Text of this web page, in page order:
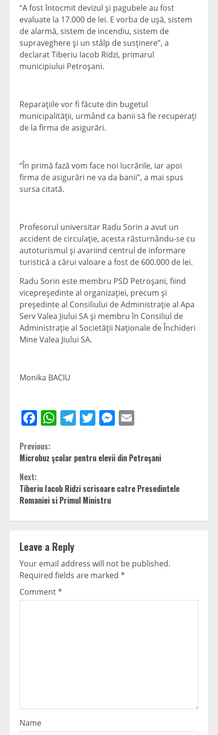
“A fost întocmit devizul şi pagubele au fost
evaluate la 17.000 de lei. E vorba de uşă, sistem
de alarmă, sistem de incendiu, sistem de
supraveghere şi un stâlp de susţinere”, a
declarat Tiberiu Iacob Ridzi, primarul
municipiului Petroşani.
Reparaţiile vor fi făcute din bugetul
municipalităţii, urmând ca banii să fie recuperaţi
de la firma de asigurări.
“În primă fază vom face noi lucrările, iar apoi
firma de asigurări ne va da banii”, a mai spus
sursa citată.
Profesorul universitar Radu Sorin a avut un
accident de circulaţie, acesta răsturnându-se cu
autoturismul şi avariind centrul de informare
turistică a cărui valoare a fost de 600.000 de lei.
Radu Sorin este membru PSD Petroşani, fiind
vicepreşedinte al organizaţiei, precum şi
preşedinte al Consiliului de Administraţie al Apa
Serv Valea Jiului SA şi membru în Consiliul de
Administraţie al Societăţii Naţionale de Închideri
Mine Valea Jiului SA.
Monika BACIU
Facebook
WhatsApp
Telegram
TwitterMessenger
Continue
Reading
Previous:
Microbuz şcolar pentru elevii din Petroşani
Next:
Tiberiu Iacob Ridzi scrisoare catre Presedintele
Romaniei si Primul Ministru
Leave a Reply
Your email address will not be published.
Required fields are marked *
Comment*
Name